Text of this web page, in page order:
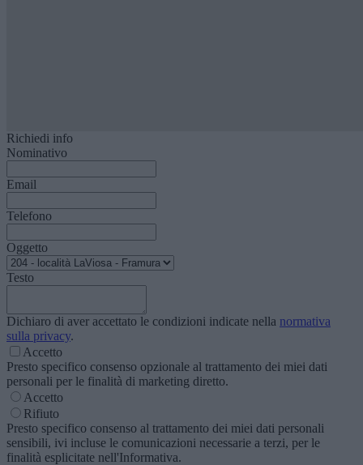
Richiedi info
Nominativo
Email
Telefono
Oggetto
Testo
Dichiaro di aver accettato le condizioni indicate nella normativa
sulla privacy.
Accetto
Presto specifico consenso opzionale al trattamento dei miei dati
personali per le finalità di marketing diretto.
Accetto
Rifiuto
Presto specifico consenso al trattamento dei miei dati personali
sensibili, ivi incluse le comunicazioni necessarie a terzi, per le
finalità esplicitate nell'Informativa.